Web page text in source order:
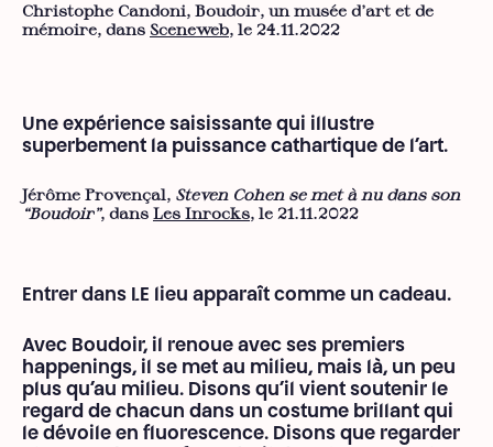
Christophe Candoni, Boudoir, un musée d’art et de
mémoire, dans Sceneweb, le 24.11.2022
Une expérience saisissante qui illustre
superbement la puissance cathartique de l’art.
Jérôme Provençal, Steven Cohen se met à nu dans son
“Boudoir”, dans Les Inrocks, le 21.11.2022
Entrer dans LE lieu apparaît comme un cadeau.
Avec Boudoir, il renoue avec ses premiers
happenings, il se met au milieu, mais là, un peu
plus qu’au milieu. Disons qu’il vient soutenir le
regard de chacun dans un costume brillant qui
le dévoile en fluorescence. Disons que regarder